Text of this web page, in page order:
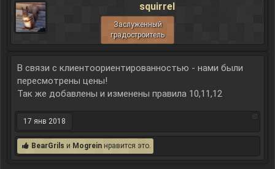
squirrel
Заслуженный
градостроитель
В связи с клиентоориентированностью - нами были
пересмотрены цены!
Так же добавлены и изменены правила 10,11,12
17 янв 2018
BearGrils и Mogrein нравится это.